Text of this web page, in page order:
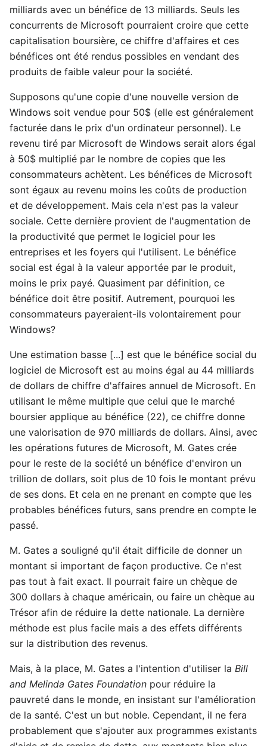
milliards avec un bénéfice de 13 milliards. Seuls les
concurrents de Microsoft pourraient croire que cette
capitalisation boursière, ce chiffre d'affaires et ces
bénéfices ont été rendus possibles en vendant des
produits de faible valeur pour la société.
Supposons qu'une copie d'une nouvelle version de
Windows soit vendue pour 50$ (elle est généralement
facturée dans le prix d'un ordinateur personnel). Le
revenu tiré par Microsoft de Windows serait alors égal
à 50$ multiplié par le nombre de copies que les
consommateurs achètent. Les bénéfices de Microsoft
sont égaux au revenu moins les coûts de production
et de développement. Mais cela n'est pas la valeur
sociale. Cette dernière provient de l'augmentation de
la productivité que permet le logiciel pour les
entreprises et les foyers qui l'utilisent. Le bénéfice
social est égal à la valeur apportée par le produit,
moins le prix payé. Quasiment par définition, ce
bénéfice doit être positif. Autrement, pourquoi les
consommateurs payeraient-ils volontairement pour
Windows?
Une estimation basse [...] est que le bénéfice social du
logiciel de Microsoft est au moins égal au 44 milliards
de dollars de chiffre d'affaires annuel de Microsoft. En
utilisant le même multiple que celui que le marché
boursier applique au bénéfice (22), ce chiffre donne
une valorisation de 970 milliards de dollars. Ainsi, avec
les opérations futures de Microsoft, M. Gates crée
pour le reste de la société un bénéfice d'environ un
trillion de dollars, soit plus de 10 fois le montant prévu
de ses dons. Et cela en ne prenant en compte que les
probables bénéfices futurs, sans prendre en compte le
passé.
M. Gates a souligné qu'il était difficile de donner un
montant si important de façon productive. Ce n'est
pas tout à fait exact. Il pourrait faire un chèque de
300 dollars à chaque américain, ou faire un chèque au
Trésor afin de réduire la dette nationale. La dernière
méthode est plus facile mais a des effets différents
sur la distribution des revenus.
Mais, à la place, M. Gates a l'intention d'utiliser la Bill
and Melinda Gates Foundation pour réduire la
pauvreté dans le monde, en insistant sur l'amélioration
de la santé. C'est un but noble. Cependant, il ne fera
probablement que s'ajouter aux programmes existants